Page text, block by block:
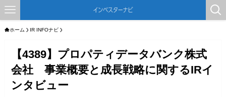
ホーム IR INFOナビ
【4389】プロパティデータバンク株式
会社 事業概要と成長戦略に関するIRイ
ンタビュー